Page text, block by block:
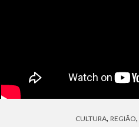
CULTURA, REGIÃO,